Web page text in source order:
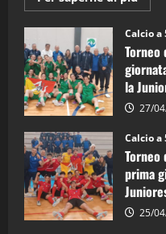
delle
di
a
5:
la
è
Calcio a
Torneo
la
27/
Calcio a
prima
25/